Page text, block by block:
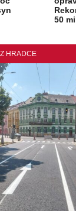
50
Z HRADCE